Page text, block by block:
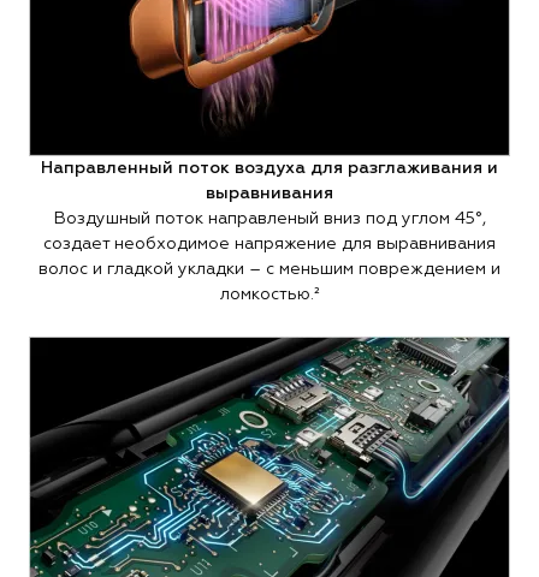
Направленный поток воздуха для разглаживания и
выравнивания
Воздушный поток направленый вниз под углом 45°,
создает необходимое напряжение для выравнивания
волос и гладкой укладки – с меньшим повреждением и
ломкостью.²